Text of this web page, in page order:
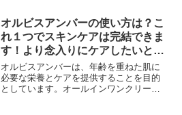
オルビスアンバーの使い方は？こ
れ１つでスキンケアは完結できま
す！より念入りにケアしたいとき
はライン使いを♪
オルビスアンバーは、年齢を重ねた肌に
必要な栄養とケアを提供することを目的
としています。オールインワンクリーム